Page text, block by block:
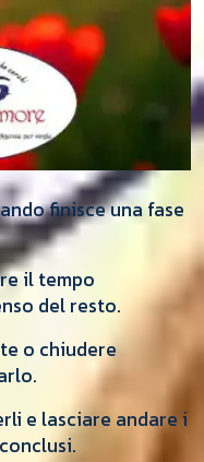
finisce una fase
il tempo
del resto.
o chiudere
e lasciare andare i